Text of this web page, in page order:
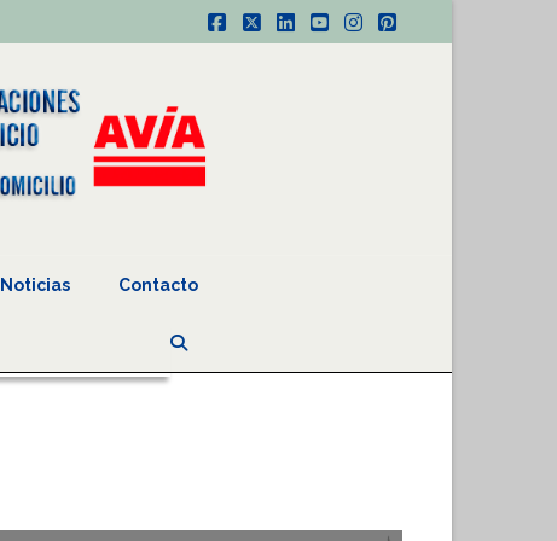
Facebook
X LinkedIn
YouTube
Instagram
Pinterest
Noticias Contacto